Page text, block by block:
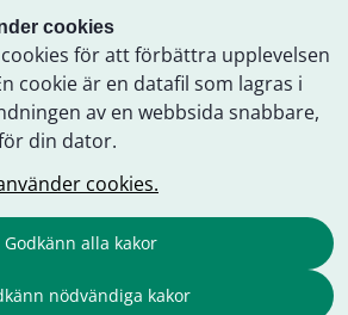
cookies
för att förbättra upplevelsen
cookie är en datafil som lagras i
av en webbsida snabbare,
din dator.
cookies.
Godkänn alla kakor
nödvändiga kakor